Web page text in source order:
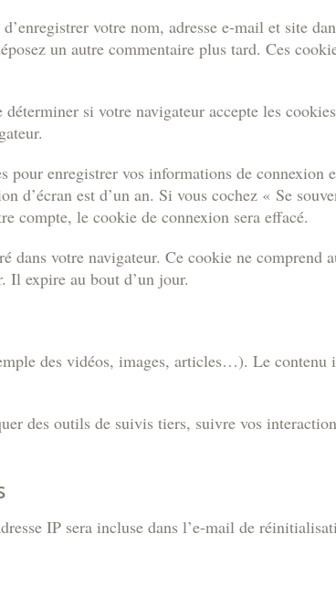
votre nom, adresse e-mail et site
un autre commentaire plus tard. Ces
si votre navigateur accepte les
enregistrer vos informations de connexion
d’écran est d’un an. Si vous cochez « Se
compte, le cookie de connexion sera effacé.
votre navigateur. Ce cookie ne comprend
Il expire au bout d’un jour.
des vidéos, images, articles…). Le contenu
des outils de suivis tiers, suivre vos
IP sera incluse dans l’e-mail de